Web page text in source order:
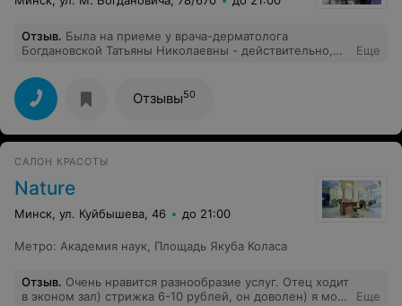
Отзыв. Была на приеме у врача-дерматолога
Богдановской Татьяны Николаевны - действительно,
ответила на все волнующие меня вопросы.
Назначенное лечение дало свои результаты буквально
через пару дней! Хочу сказать больше спасибо! Буду
рекомендовать вас!
Еще
Отзывы50
САЛОН КРАСОТЫ
Nature
Минск, ул. Куйбышева, 46 до 21:00
Метро: Академия наук Площадь Якуба Коласа
Отзыв. Очень нравится разнообразие услуг. Отец ходит
в эконом зал) стрижка 6-10 рублей, он доволен) я могу
Еще